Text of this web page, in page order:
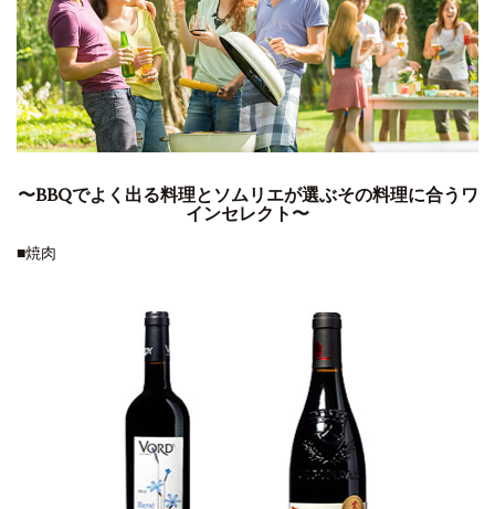
〜BBQでよく出る料理とソムリエが選ぶその料理に合うワ
インセレクト〜
■焼肉